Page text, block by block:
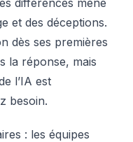
et des déceptions.
dès ses premières
la réponse, mais
l’IA est
besoin.
: les équipes